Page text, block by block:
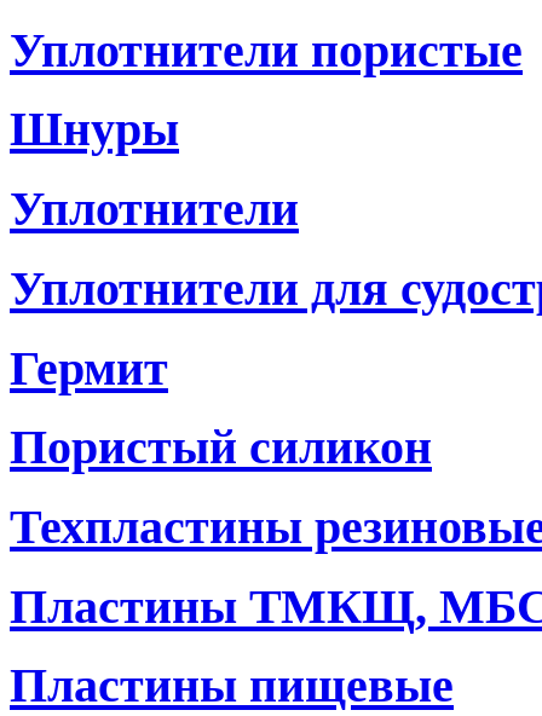
Уплотнители пористые
Шнуры
Уплотнители
Уплотнители для
Гермит
Пористый силикон
Техпластины
Пластины ТМКЩ,
Пластины пищевые